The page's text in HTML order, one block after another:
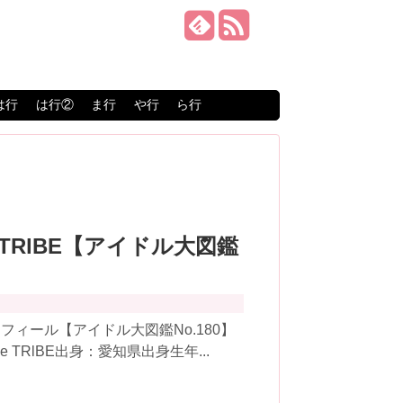
行 は行② ま行 や行 ら行
【アイドル大図鑑
ィール【アイドル大図鑑No.180】
TRlBE出身：愛知県出身生年...